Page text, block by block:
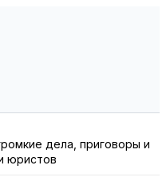
дела, приговоры и
юристов